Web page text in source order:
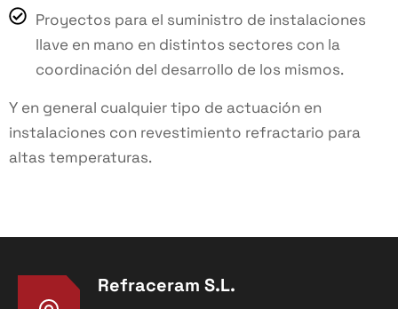
Proyectos para el suministro de instalaciones
llave en mano en distintos sectores con la
coordinación del desarrollo de los mismos.
Y en general cualquier tipo de actuación en
instalaciones con revestimiento refractario para
altas temperaturas.
Refraceram S.L.